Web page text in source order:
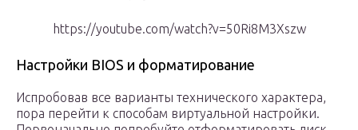
https://youtube.com/watch?v=50Ri8M3Xszw
Настройки BIOS и форматирование
Испробовав все варианты технического характера,
пора перейти к способам виртуальной настройки.